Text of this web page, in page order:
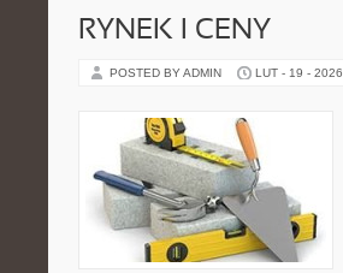
RYNEK I CENY
POSTED BY ADMIN LUT - 19 - 2026